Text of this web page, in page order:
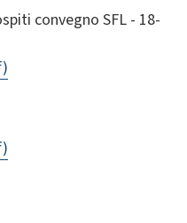
convegno SFL - 18-